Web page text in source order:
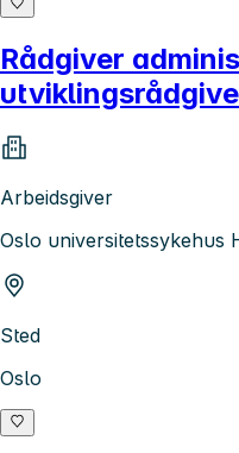
Rådgiver
Arbeidsgiver
Oslo universitetssykehus
Sted
Oslo